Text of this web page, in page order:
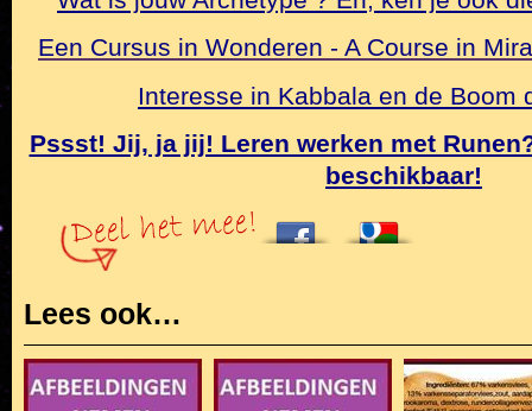
Een Cursus in Wonderen - A Course in
Interesse in Kabbala en de Boom
Pssst! Jij, ja jij! Leren werken met
beschikbaar!
Lees ook…